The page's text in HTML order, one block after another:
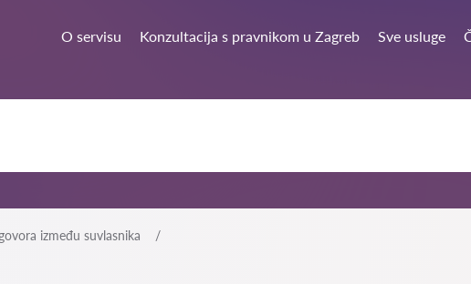
O servisu Konzultacija s pravnikom u Zagreb Sve usluge
između suvlasnika